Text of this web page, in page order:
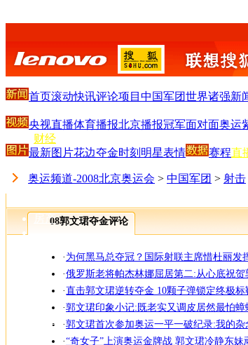
新闻
-
-
财经
-
-
-
房产
ChinaRen
邮件
首页滚动快讯评论项目 中国军团世界诸强新
央视直播体育播报北京播报冠军面对面奥运
最新图片花边夺金时刻 明星表情 赛程直
奥运频道-2008北京奥运会 > 中国军团 > 射击
08郭文珺夺金评论
· 为何黑马总夺冠？国际射联主席惜杜丽发
·俄罗斯老将帕杰林娜屈居第二:从心底祝贺
·直击郭文珺逆转夺金 10颗子弹锁定终极标
·郭文珺印象小记:既老实又调皮居然最怕蟑
·郭文珺首次参加奥运一平一破纪录:我的杂
·“奇女子”上演奥运金牌战 郭文珺冷静东妹